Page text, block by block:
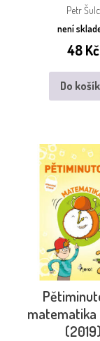
Petr Šulc
není
48Kč
Do
matematika
(2019)